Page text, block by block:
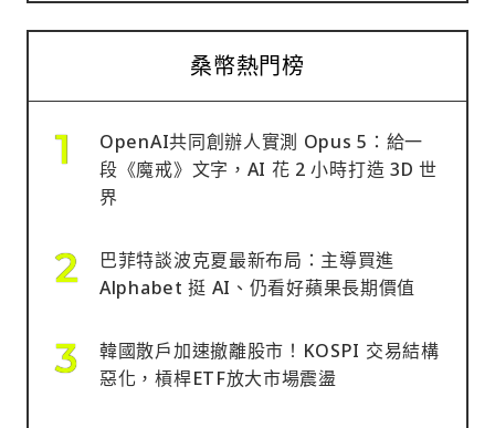
桑幣熱門榜
OpenAI共同創辦人實測 Opus 5：給一
段《魔戒》文字，AI 花 2 小時打造 3D 世
界
巴菲特談波克夏最新布局：主導買進
Alphabet 挺 AI、仍看好蘋果長期價值
韓國散戶加速撤離股市！KOSPI 交易結構
惡化，槓桿ETF放大市場震盪